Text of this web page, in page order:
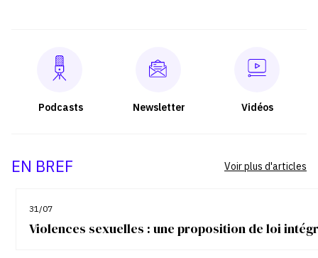
Podcasts Newsletter Vidéos
EN BREF
31/07
Violences sexuelles : une proposition de loi
Voir plus d'articles